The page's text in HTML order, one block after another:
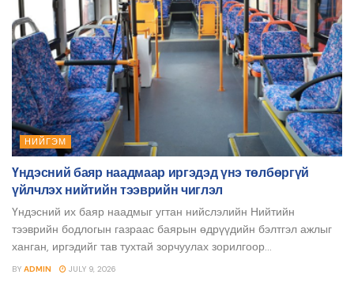
НИЙГЭМ
Үндэсний баяр наадмаар иргэдэд үнэ төлбөргүй
үйлчлэх нийтийн тээврийн чиглэл
Үндэсний их баяр наадмыг угтан нийслэлийн Нийтийн
тээврийн бодлогын газраас баярын өдрүүдийн бэлтгэл ажлыг
ханган, иргэдийг тав тухтай зорчуулах зорилгоор...
BY ADMIN JULY 9, 2026